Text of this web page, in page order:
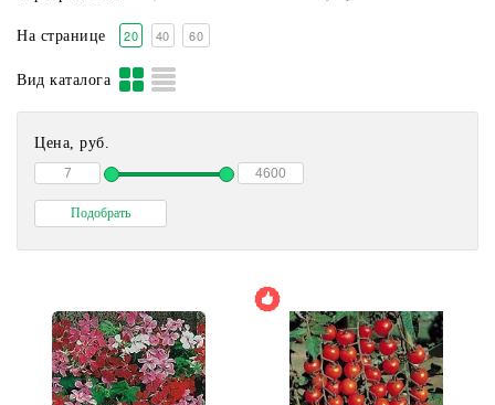
Семена в белых пакетах Семена в наборе
Земляника и другие ягоды
Семена в большой фасовке
На странице 20 40 60
Вид каталога
Цена, руб.